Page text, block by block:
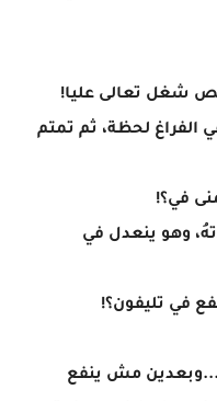
شغل تعالى عليا!
الفراغ لحظة، ثم تمتم
في؟!
وهو ينعدل في
في تليفون؟!
مش ينفع